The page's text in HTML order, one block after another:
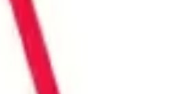
kalmayıp, estetik ve iyi hissetme...